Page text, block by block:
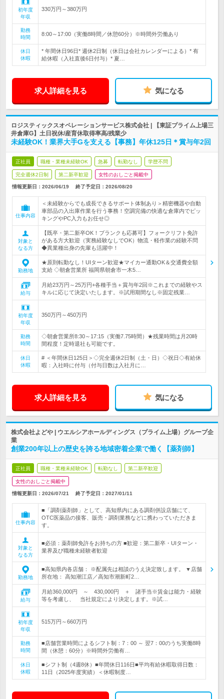
初年度
年収
330万円～380万円
勤務
時間
8:00～17:00（実働8時間／休憩60分）※時間外労働あり
休日
休暇
* 年間休日96日* 週休2日制（休日は会社カレンダーによる）* 有
給休暇（入社直後6日付与）* 夏…
求人詳細を見る 気になる
ロジスティックスオペレーションサービス株式会社 | 【東証プライム上場三
井倉庫G】土日祝休/産育休取得率高/残業少
未経験OK！業界大手Gを支える【事務】年休125日＊賞与年2回
正社員 職種・業種未経験OK 急募 転勤なし 学歴不問
完全週休2日制 第二新卒歓迎 女性のおしごと掲載中
情報更新日：2026/06/19 終了予定日： 2026/08/20
仕事内容
＜未経験からでも成長できるサポート体制あり＞精密機器や自動
車部品の入出庫作業を行う事務！空調完備の快適な倉庫内でピッ
キングやPC入力もお任せ◎
対象と
なる方
【既卒・第二新卒OK！ブランクも応募可】フォークリフト免許
がある方大歓迎（実務経験なしでOK）物流・軽作業の経験不問
◆異業種出身の先輩も活躍中！
勤務地
★原則転勤なし！UIターン歓迎★マイカー通勤OK＆交通費全額
支給 ◇朝倉営業所 福岡県朝倉市一木5…
給与
月給23万円～25万円+各種手当＋賞与年2回※これまでの経験やス
キルに応じて決定いたします。※試用期間なし※固定残業…
初年度
年収
350万円～450万円
勤務
時間
◇朝倉営業所8:30～17:15（実働7.75時間）★残業時間は月20時
間程度！定時退社も可能です。
休日
休暇
# ＜年間休日125日＞◇完全週休2日制（土・日）◇祝日◇有給休
暇：入社時に付与（付与日数は入社月に…
求人詳細を見る 気になる
株式会社よどや | ウエルシアホールディングス（プライム上場）グループ企
業
創業200年以上の歴史を誇る地域密着企業で働く【薬剤師】
正社員 職種・業種未経験OK 転勤なし 第二新卒歓迎
女性のおしごと掲載中
情報更新日：2026/07/21 終了予定日： 2027/01/11
仕事内容
■「調剤薬剤師」として、高知県内にある調剤併設店舗にて、
OTC医薬品の接客、販売・調剤業務などに携わっていただきま
す。
対象と
なる方
■必須：薬剤師免許をお持ちの方 ■歓迎：第二新卒・UIターン・
業界及び職種未経験者歓迎
勤務地
■高知県内各店舗： ※配属先は相談のうえ決定致します。 ▼店舗
所在地： 高知潮江店／高知市潮新町2…
給与
月給360,000円 ～ 430,000円 ＋ 諸手当※賃金は能力・経験
等を考慮し、 当社規定により決定します。※試…
初年度
年収
515万円～660万円
勤務
時間
■店舗営業時間によるシフト制：7：00 ～ 翌7：00のうち実働8時
間（休憩：60分）※時間外労働有…
休日
休暇
■シフト制（4週8休）■年間休日116日■平均有給休暇取得日数：
11日（2025年度実績）＜休暇制度…